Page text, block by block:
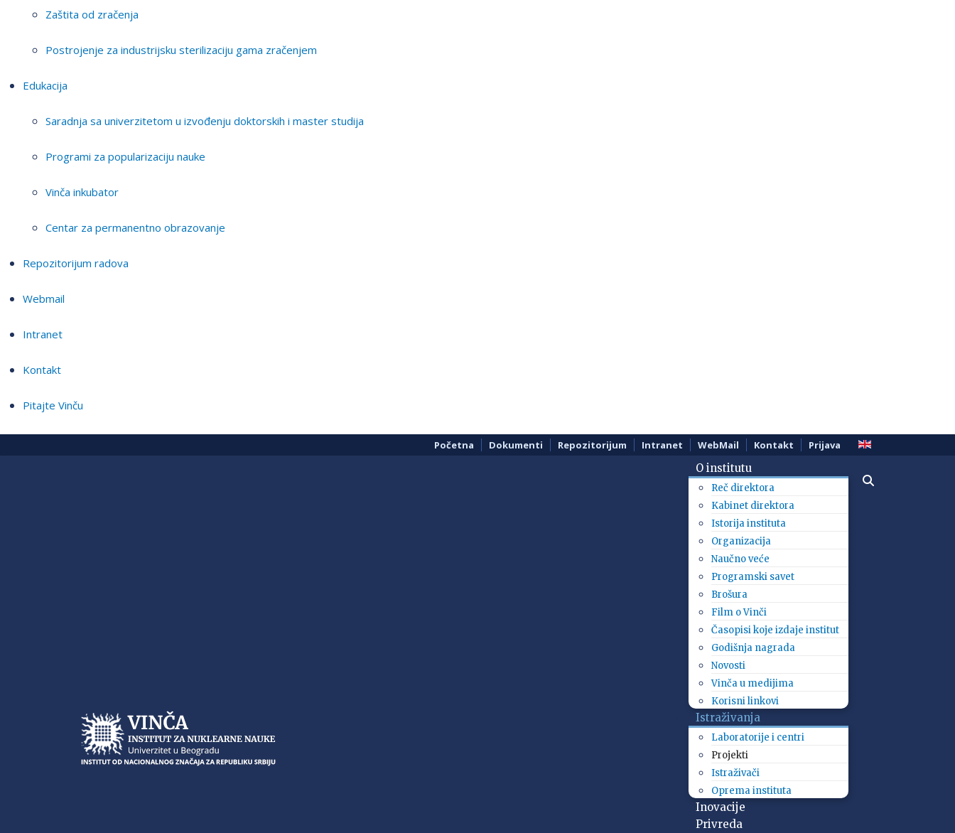
Zaštita od zračenja
Postrojenje za industrijsku sterilizaciju gama zračenjem
Edukacija
Saradnja sa univerzitetom u izvođenju doktorskih i master studija
Programi za popularizaciju nauke
Vinča inkubator
Centar za permanentno obrazovanje
Repozitorijum radova
Webmail
Intranet
Kontakt
Pitajte Vinču
Početna Dokumenti Repozitorijum Intranet WebMail Kontakt Prijava
O institutu
Reč direktora
Kabinet direktora
Istorija instituta
Organizacija
Naučno veće
Programski savet
Brošura
Film o Vinči
Časopisi koje izdaje institut
Godišnja nagrada
Novosti
Vinča u medijima
Korisni linkovi
Istraživanja
Laboratorije i centri
Projekti
Istraživači
Oprema instituta
Inovacije
Privreda